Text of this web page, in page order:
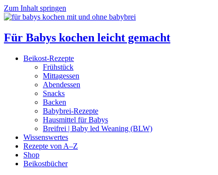
Zum Inhalt springen
Für Babys kochen leicht gemacht
Beikost-Rezepte
Frühstück
Mittagessen
Abendessen
Snacks
Backen
Babybrei-Rezepte
Hausmittel für Babys
Breifrei | Baby led Weaning (BLW)
Wissenswertes
Rezepte von A–Z
Shop
Beikostbücher